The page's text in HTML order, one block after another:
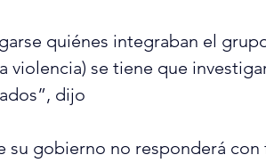
quiénes integraban el
violencia) se tiene que
dijo
su gobierno no responderá con